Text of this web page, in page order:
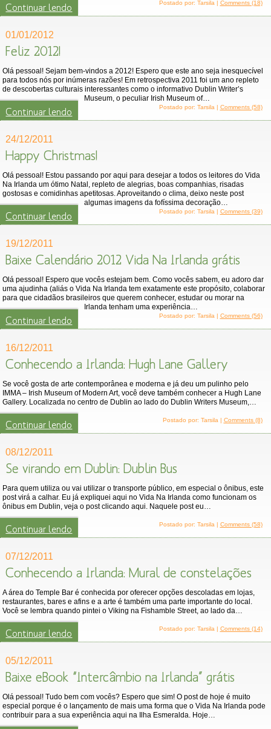
Continuar lendo Postado por: Tarsila | Comments (18)
01/01/2012
Feliz 2012!
Olá pessoal! Sejam bem-vindos a 2012! Espero que este ano seja inesquecível
para todos nós por inúmeras razões! Em retrospectiva 2011 foi um ano repleto
de descobertas culturais interessantes como o informativo Dublin Writer’s
Museum, o peculiar Irish Museum of…
Continuar lendo Postado por: Tarsila | Comments (58)
24/12/2011
Happy Christmas!
Olá pessoal! Estou passando por aqui para desejar a todos os leitores do Vida
Na Irlanda um ótimo Natal, repleto de alegrias, boas companhias, risadas
gostosas e comidinhas apetitosas. Aproveitando o clima, deixo neste post
algumas imagens da fofíssima decoração…
Continuar lendo Postado por: Tarsila | Comments (39)
19/12/2011
Baixe Calendário 2012 Vida Na Irlanda grátis
Olá pessoal! Espero que vocês estejam bem. Como vocês sabem, eu adoro dar
uma ajudinha (aliás o Vida Na Irlanda tem exatamente este propósito, colaborar
para que cidadãos brasileiros que querem conhecer, estudar ou morar na
Irlanda tenham uma experiência…
Continuar lendo Postado por: Tarsila | Comments (56)
16/12/2011
Conhecendo a Irlanda: Hugh Lane Gallery
Se você gosta de arte contemporânea e moderna e já deu um pulinho pelo
IMMA – Irish Museum of Modern Art, você deve também conhecer a Hugh Lane
Gallery. Localizada no centro de Dublin ao lado do Dublin Writers Museum,…
Continuar lendo Postado por: Tarsila | Comments (8)
08/12/2011
Se virando em Dublin: Dublin Bus
Para quem utiliza ou vai utilizar o transporte público, em especial o ônibus, este
post virá a calhar. Eu já expliquei aqui no Vida Na Irlanda como funcionam os
ônibus em Dublin, veja o post clicando aqui. Naquele post eu…
Continuar lendo Postado por: Tarsila | Comments (58)
07/12/2011
Conhecendo a Irlanda: Mural de constelações
A área do Temple Bar é conhecida por oferecer opções descoladas em lojas,
restaurantes, bares e afins e a arte é também uma parte importante do local.
Você se lembra quando pintei o Viking na Fishamble Street, ao lado da…
Continuar lendo Postado por: Tarsila | Comments (14)
05/12/2011
Baixe eBook “Intercâmbio na Irlanda” grátis
Olá pessoal! Tudo bem com vocês? Espero que sim! O post de hoje é muito
especial porque é o lançamento de mais uma forma que o Vida Na Irlanda pode
contribuir para a sua experiência aqui na Ilha Esmeralda. Hoje…